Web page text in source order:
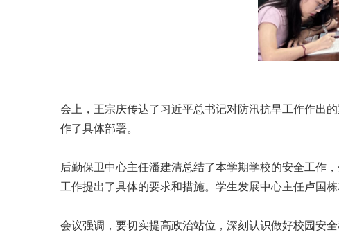
会上，王宗庆传达了习近平总书记对防汛抗旱工作作出
作了具体部署。
后勤保卫中心主任潘建清总结了本学期学校的安全工作
工作提出了具体的要求和措施。学生发展中心主任卢国
会议强调，要切实提高政治站位，深刻认识做好校园安